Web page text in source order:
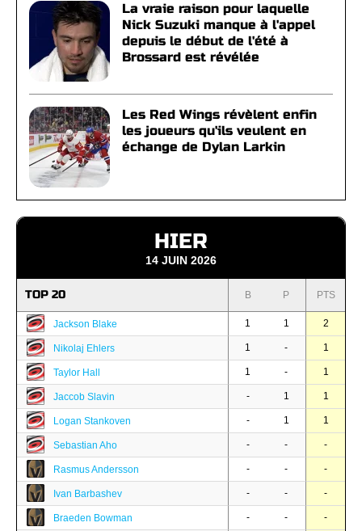
La vraie raison pour laquelle
Nick Suzuki manque à l'appel
depuis le début de l'été à
Brossard est révélée
Les Red Wings révèlent enfin
les joueurs qu'ils veulent en
échange de Dylan Larkin
HIER
14 JUIN 2026
TOP 20 B P PTS
Jackson Blake 1 1 2
Nikolaj Ehlers 1 - 1
Taylor Hall 1 - 1
Jaccob Slavin - 1 1
Logan Stankoven - 1 1
Sebastian Aho - - -
Rasmus Andersson - - -
Ivan Barbashev - - -
Braeden Bowman - - -